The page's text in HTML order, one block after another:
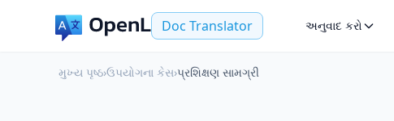
Doc Translator અનુવાદ કરો
મુખ્ય પૃષ્ઠ›ઉપયોગના કેસ›પ્રશિક્ષણ સામગ્રી